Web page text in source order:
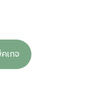
เกจ